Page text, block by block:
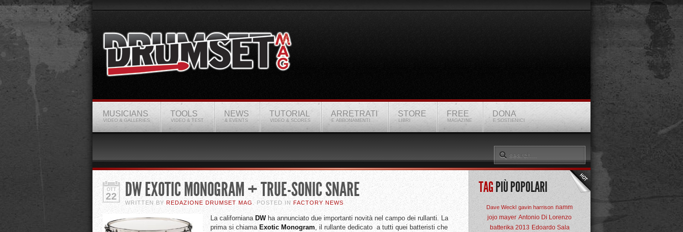
MUSICIANS
VIDEO & GALLERIES
TOOLS
VIDEO & TEST
NEWS
& EVENTS
TUTORIAL
VIDEO & SCORES
ARRETRATI
E ABBONAMENTI
STORE
LIBRI
FREE
MAGAZINE
DONA
E SOSTIENICI
OTT
22 DW EXOTIC MONOGRAM + TRUE-SONIC SNARE
WRITTEN BY REDAZIONE DRUMSET MAG. POSTED INFACTORY NEWS
La californiana DWha annunciato due importanti novità nel campo dei rullanti. La
prima si chiama Exotic Monogram, il rullante dedicato a tutti quei batteristi che
TAGPIÙ POPOLARI
Dave Weckl gavin harrison namm
jojo mayer Antonio Di Lorenzo
batterika 2013 Edoardo Sala